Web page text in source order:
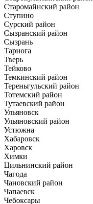
Старомайнский район
Ступино
Сурский район
Сызранский район
Сызрань
Тарнога
Тверь
Тейково
Темкинский район
Тереньгульский район
Тотемский район
Тутаевский район
Ульяновск
Ульяновский район
Устюжна
Хабаровск
Харовск
Химки
Цильнинский район
Чагода
Чановский район
Чапаевск
Чебоксары